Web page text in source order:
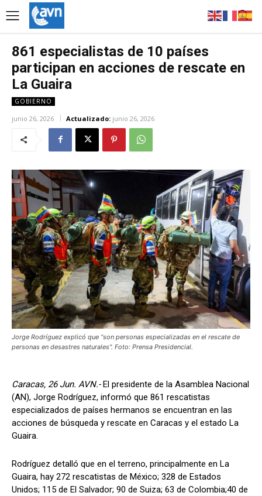
861 especialistas de 10 países
participan en acciones de rescate en
La Guaira
GOBIERNO
junio 26, 2026 Actualizado: junio 26, 2026
Jorge Rodríguez explicó que “son personas especializadas en el rescate de
personas en desastres naturales". Foto: Prensa Presidencial.
Caracas, 26 Jun. AVN.-El presidente de la Asamblea Nacional
(AN), Jorge Rodríguez, informó que 861 rescatistas
especializados de países hermanos se encuentran en las
acciones de búsqueda y rescate en Caracas y el estado La
Guaira.
Rodríguez detalló que en el terreno, principalmente en La
Guaira, hay 272 rescatistas de México; 328 de Estados
Unidos; 115 de El Salvador; 90 de Suiza; 63 de Colombia;40 de